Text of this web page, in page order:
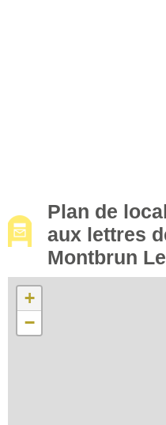
Plan de
aux lettres
Montbrun
+
−